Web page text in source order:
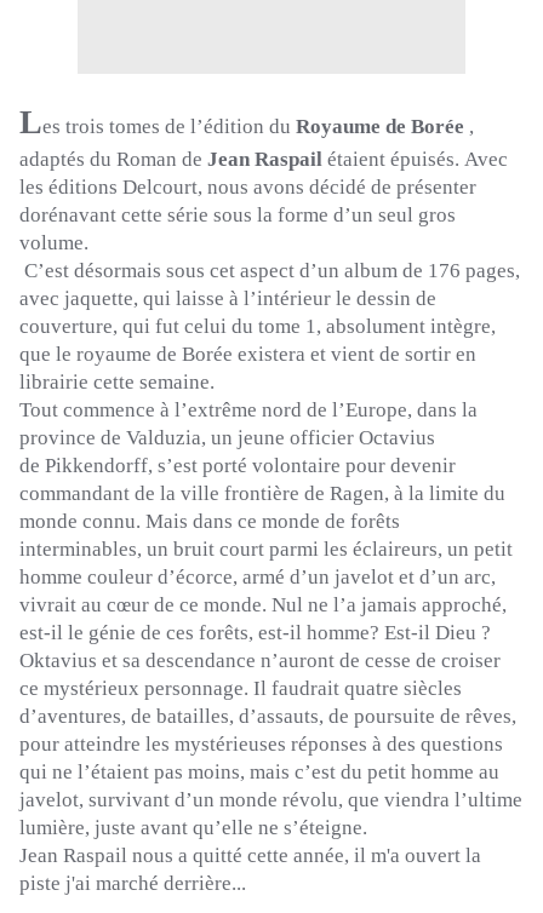
Les trois tomes de l’édition du Royaume de Borée ,
adaptés du Roman de Jean Raspail étaient épuisés. Avec
les éditions Delcourt, nous avons décidé de présenter
dorénavant cette série sous la forme d’un seul gros
volume.
C’est désormais sous cet aspect d’un album de 176 pages,
avec jaquette, qui laisse à l’intérieur le dessin de
couverture, qui fut celui du tome 1, absolument intègre,
que le royaume de Borée existera et vient de sortir en
librairie cette semaine.
Tout commence à l’extrême nord de l’Europe, dans la
province de Valduzia, un jeune officier Octavius
de Pikkendorff, s’est porté volontaire pour devenir
commandant de la ville frontière de Ragen, à la limite du
monde connu. Mais dans ce monde de forêts
interminables, un bruit court parmi les éclaireurs, un petit
homme couleur d’écorce, armé d’un javelot et d’un arc,
vivrait au cœur de ce monde. Nul ne l’a jamais approché,
est-il le génie de ces forêts, est-il homme? Est-il Dieu ?
Oktavius et sa descendance n’auront de cesse de croiser
ce mystérieux personnage. Il faudrait quatre siècles
d’aventures, de batailles, d’assauts, de poursuite de rêves,
pour atteindre les mystérieuses réponses à des questions
qui ne l’étaient pas moins, mais c’est du petit homme au
javelot, survivant d’un monde révolu, que viendra l’ultime
lumière, juste avant qu’elle ne s’éteigne.
Jean Raspail nous a quitté cette année, il m'a ouvert la
piste j'ai marché derrière...